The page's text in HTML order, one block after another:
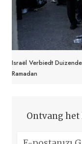
Israël Verbiedt
Ramadan
Ontvang